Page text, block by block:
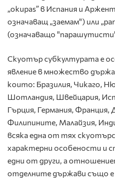
„okupas” в Испания и
означаващ „заемам") или
(означаващо
Скуотър субкултурата е
явление в множество
които: Бразилия, Чикаго,
Шотландия, Швейцария,
Гърция, Германия, Франция,
Филипините, Малайзия,
всяка една от тях
характерни особености и
едни от други, а
отделните държави също е